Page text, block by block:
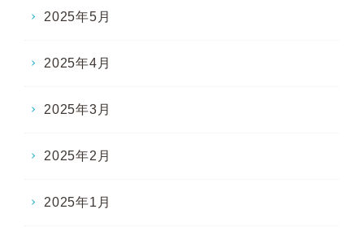
2025年5月
2025年4月
2025年3月
2025年2月
2025年1月